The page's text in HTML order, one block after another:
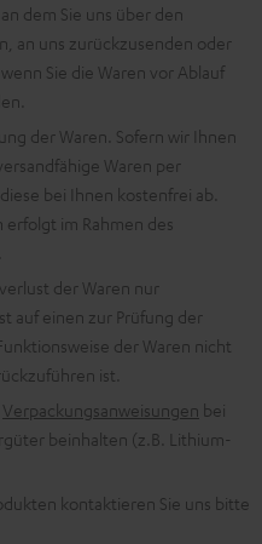
dem Sie uns über den
an uns zurückzusenden oder
Sie die Waren vor Ablauf
der Waren. Sofern wir Ihnen
Waren per
bei Ihnen kostenfrei ab.
im Rahmen des
der Waren nur
auf einen zur Prüfung der
der Waren nicht
ist.
Verpackungsanweisungen bei
beinhalten (z.B. Lithium-
kontaktieren Sie uns bitte